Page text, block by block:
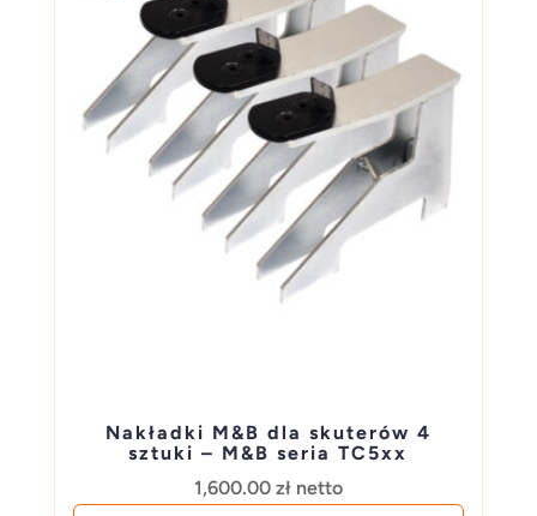
Nakładki M&B dla skuterów 4
sztuki – M&B seria TC5xx
1,600.00 zł netto